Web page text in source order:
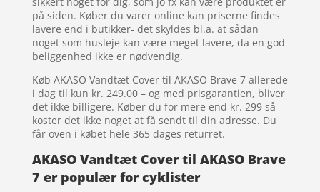
på siden. Køber du varer online kan priserne findes
lavere end i butikker- det skyldes bl.a. at sådan
noget som husleje kan være meget lavere, da en god
beliggenhed ikke er nødvendig.
Køb AKASO Vandtæt Cover til AKASO Brave 7 allerede
i dag til kun kr. 249.00 – og med prisgarantien, bliver
det ikke billigere. Køber du for mere end kr. 299 så
koster det ikke noget at få sendt til din adresse. Du
får oven i købet hele 365 dages returret.
AKASO Vandtæt Cover til AKASO Brave
7 er populær for cyklister